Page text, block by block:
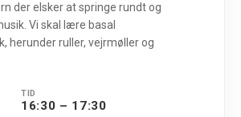
der elsker at springe rundt og
Vi skal lære basal
herunder ruller, vejrmøller og
TID
16:30 – 17:30